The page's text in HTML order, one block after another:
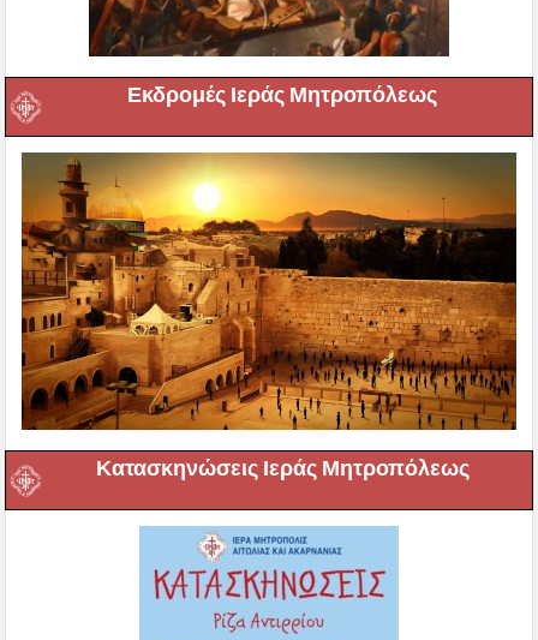
Εκδρομές Ιεράς Μητροπόλεως
Κατασκηνώσεις Ιεράς Μητροπόλεως